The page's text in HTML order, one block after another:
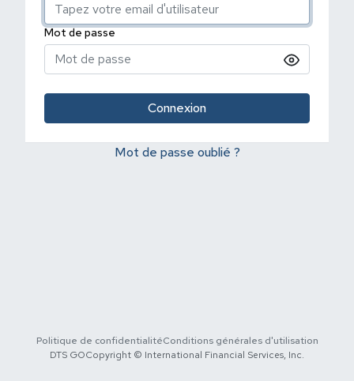
Mot de passe
Mot de passe oublié ?
Politique de confidentialitéConditions générales d'utilisation
DTS GOCopyright © International Financial Services, Inc.